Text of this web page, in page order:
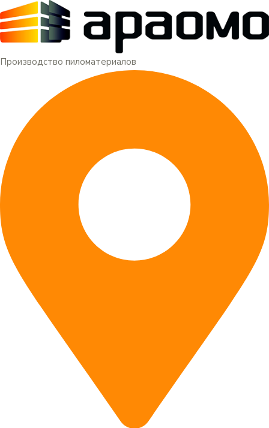
Производство пиломатериалов
Меню
Перейти
к
содержимому